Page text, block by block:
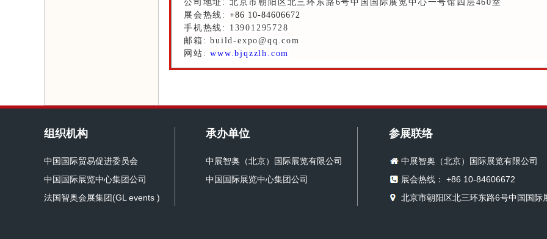
公司地址: 北京市朝阳区北三环东路6号中国国际展览中心一号馆四层460室
展会热线: +86 10-84606672
手机热线: 13901295728
邮箱: build-expo@qq.com
网站:www.bjqzzlh.com
组织机构
中国国际贸易促进委员会
中国国际展览中心集团公司
法国智奥会展集团(GL events )
承办单位
中展智奥（北京）国际展览有限公司
中国国际展览中心集团公司
参展联络
中展智奥（北京）国际展览有限公司
展会热线： +86 10-84606672
北京市朝阳区北三环东路6号中国国际